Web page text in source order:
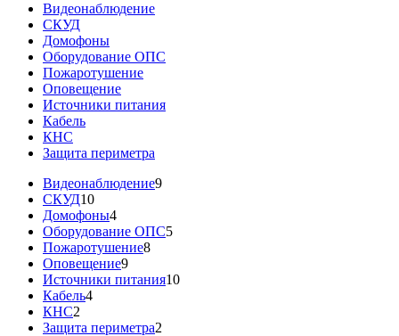
Видеонаблюдение
СКУД
Домофоны
Оборудование ОПС
Пожаротушение
Оповещение
Источники питания
Кабель
КНС
Защита периметра
Видеонаблюдение9
СКУД10
Домофоны4
Оборудование ОПС5
Пожаротушение8
Оповещение9
Источники питания10
Кабель4
КНС2
Защита периметра2